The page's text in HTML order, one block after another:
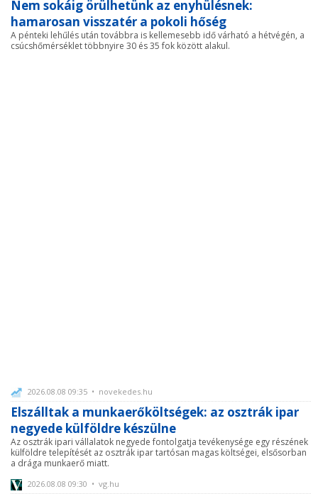
Nem sokáig örülhetünk az enyhülésnek:
hamarosan visszatér a pokoli hőség
A pénteki lehűlés után továbbra is kellemesebb idő várható a hétvégén, a
csúcshőmérséklet többnyire 30 és 35 fok között alakul.
2026.08.08 09:35 • novekedes.hu
Elszálltak a munkaerőköltségek: az osztrák ipar
negyede külföldre készülne
Az osztrák ipari vállalatok negyede fontolgatja tevékenysége egy részének
külföldre telepítését az osztrák ipar tartósan magas költségei, elsősorban
a drága munkaerő miatt.
2026.08.08 09:30 • vg.hu